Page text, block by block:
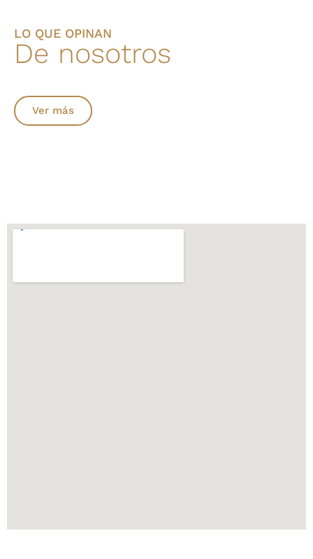
LO QUE OPINAN
De nosotros
Ver más